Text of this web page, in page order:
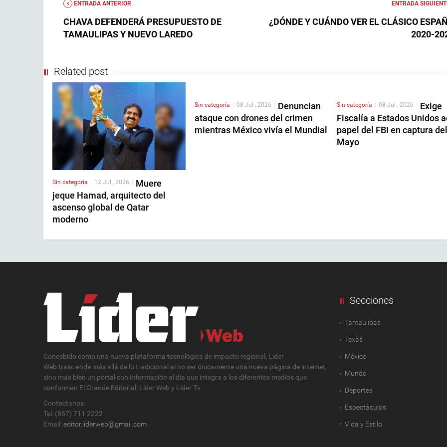
ENTRADA ANTERIOR
CHAVA DEFENDERÁ PRESUPUESTO DE
TAMAULIPAS Y NUEVO LAREDO
ENTRADA
¿DÓNDE Y CUÁNDO VER EL CLÁSICO
2020-
Related post
Sin categoría | 12 Jul , 2026 | Muere
jeque Hamad, arquitecto del
ascenso global de Qatar
moderno
Sin categoría 08 Jul , 2026
Denuncian
ataque con drones del crimen
mientras México vivía el Mundial
Sin categoría 08 Jul , 2026
Exige
Fiscalía a Estados Unidos
papel del FBI en captura del
Mayo
Concebido como una nueva plataforma tecnológica de impacto regional, Lider
Web trasciende más allá de lo tradicional al no ser únicamente una nueva página de internet,
sino más bien un portal con información al día que integra a los diferentes medios que
conforman El Grande Editorial: Líder Web y Líder Tv
Contactanos:
Tel: (867) 711 2222
Email: editor.liderweb@gmail.com
Secciones
Tamaulipas
Texas
México
Mundo
Deportes
Espectàculos
Vida y Estilo